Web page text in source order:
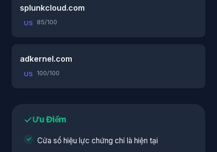
splunkcloud.com
US 85/100
adkernel.com
US 100/100
Ưu Điểm
Cửa sổ hiệu lực chứng chỉ là hiện tại